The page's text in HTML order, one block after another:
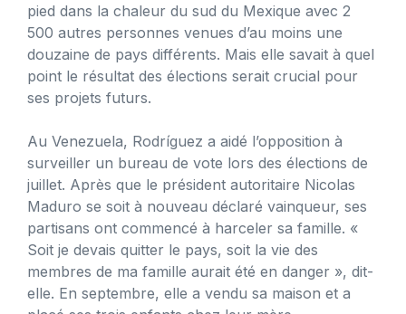
pied dans la chaleur du sud du Mexique avec 2
500 autres personnes venues d’au moins une
douzaine de pays différents. Mais elle savait à quel
point le résultat des élections serait crucial pour
ses projets futurs.
Au Venezuela, Rodríguez a aidé l’opposition à
surveiller un bureau de vote lors des élections de
juillet. Après que le président autoritaire Nicolas
Maduro se soit à nouveau déclaré vainqueur, ses
partisans ont commencé à harceler sa famille. «
Soit je devais quitter le pays, soit la vie des
membres de ma famille aurait été en danger », dit-
elle. En septembre, elle a vendu sa maison et a